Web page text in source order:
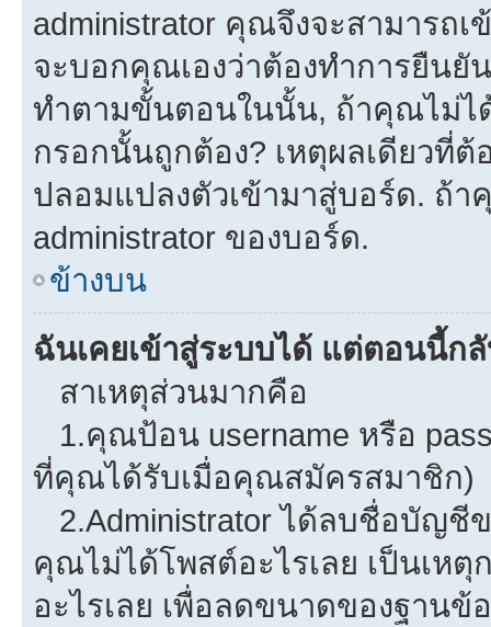
administrator คุณจึงจะสามารถ
จะบอกคุณเองว่าต้องทำการยืน
ทำตามขั้นตอนในนั้น, ถ้าคุณไม่ไ
กรอกนั้นถูกต้อง? เหตุผลเดียวที่
ปลอมแปลงตัวเข้ามาสู่บอร์ด. ถ้
administrator ของบอร์ด.
ข้างบน
ฉันเคยเข้าสู่ระบบได้ แต่ตอนนี้ก
สาเหตุส่วนมากคือ
1.คุณป้อน username หรือ
ที่คุณได้รับเมื่อคุณสมัครสมาชิก)
2.Administrator ได้ลบชื่อบัญชี
คุณไม่ได้โพสต์อะไรเลย เป็นเห
อะไรเลย เพื่อลดขนาดของฐาน